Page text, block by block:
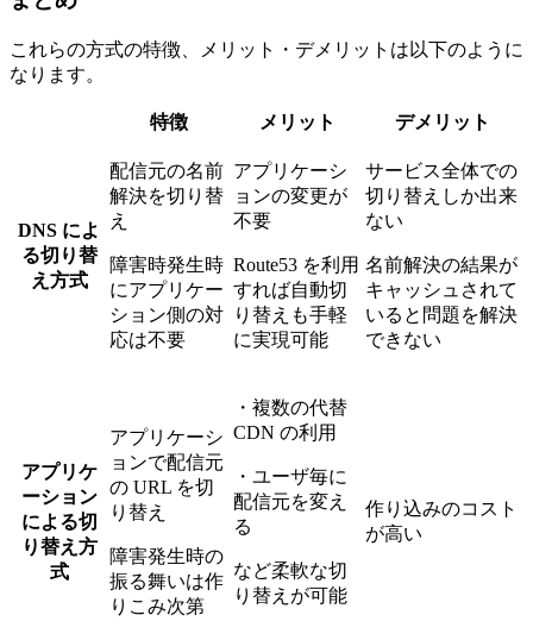
これらの方式の特徴、メリット・デメリットは以下のように
なります。
特徴 メリット デメリット
DNS によ
る切り替
え方式
配信元の名前
解決を切り替
え
障害時発生時
にアプリケー
ション側の対
応は不要
アプリケーシ
ョンの変更が
不要
Route53 を利用
すれば自動切
り替えも手軽
に実現可能
サービス全体での
切り替えしか出来
ない
名前解決の結果が
キャッシュされて
いると問題を解決
できない
アプリケ
ーション
による切
り替え方
式
アプリケーシ
ョンで配信元
の URL を切
り替え
障害発生時の
振る舞いは作
りこみ次第
・複数の代替
CDN の利用
・ユーザ毎に
配信元を変え
る
など柔軟な切
り替えが可能
作り込みのコスト
が高い